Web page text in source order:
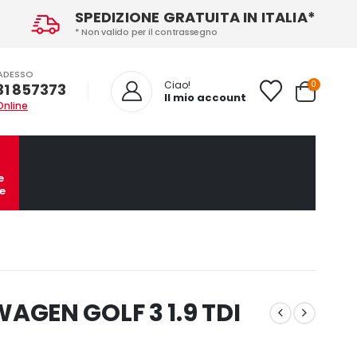
SPEDIZIONE GRATUITA IN ITALIA*
* Non valido per il contrassegno
857373 Ciao!
Il mio account
0
GOLF 3 1.9 TDI